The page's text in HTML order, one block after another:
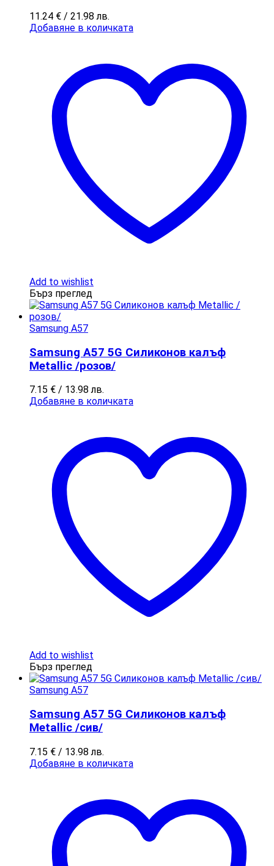
11.24 € / 21.98 лв.
Добавяне в количката
Add to wishlist
Бърз преглед
Samsung A57
Samsung A57 5G Силиконов калъф
Metallic /розов/
7.15 € / 13.98 лв.
Добавяне в количката
Add to wishlist
Бърз преглед
Samsung A57
Samsung A57 5G Силиконов калъф
Metallic /сив/
7.15 € / 13.98 лв.
Добавяне в количката